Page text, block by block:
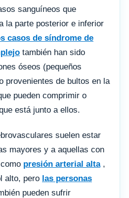
sanguíneos que
la parte posterior e inferior
casos de síndrome de
también han sido
óseos (pequeños
provenientes de bultos en la
pueden comprimir o
está junto a ellos.
suelen estar
mayores y a aquellas con
presión arterial alta,
alto, pero las personas
pueden sufrir